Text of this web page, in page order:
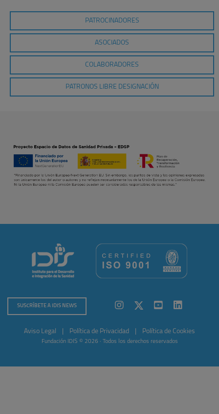
PATROCINADORES
ASOCIADOS
COLABORADORES
PATRONOS LIBRE DESIGNACIÓN
SUSCRÍBETE A IDIS NEWS
Aviso Legal Política de Privacidad Política de Cookies
Fundación IDIS © 2026 · Todos los derechos reservados